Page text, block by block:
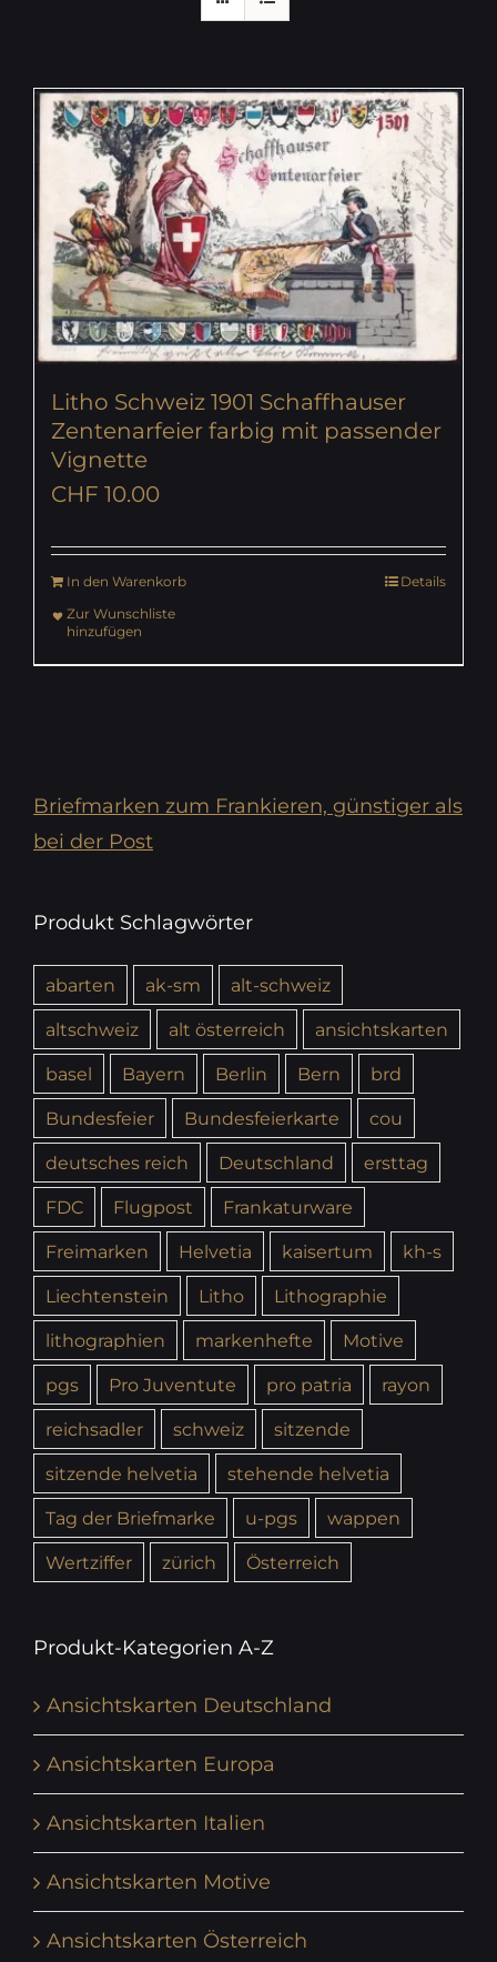
Litho Schweiz 1901 Schaffhauser
Zentenarfeier farbig mit passender
Vignette
CHF 10.00
In den Warenkorb
Details
Zur Wunschliste
hinzufügen
Briefmarken zum Frankieren, günstiger als
bei der Post
Produkt Schlagwörter
abarten ak-sm
alt-schweiz
altschweiz
alt österreich
ansichtskarten
basel
Bayern Berlin Bern
brd
Bundesfeier
Bundesfeierkarte
cou
deutsches reich
Deutschland
ersttag
FDC
Flugpost
Frankaturware
Freimarken
Helvetia kaisertum
kh-s
Liechtenstein
Litho
Lithographie
lithographien
markenhefte
Motive
pgs
Pro Juventute pro patria
rayon
reichsadler
schweiz
sitzende
sitzende helvetia
stehende helvetia
Tag der Briefmarke
u-pgs
wappen
Wertziffer
zürich Österreich
Produkt-Kategorien A-Z
Ansichtskarten Deutschland
Ansichtskarten Europa
Ansichtskarten Italien
Ansichtskarten Motive
Ansichtskarten Österreich